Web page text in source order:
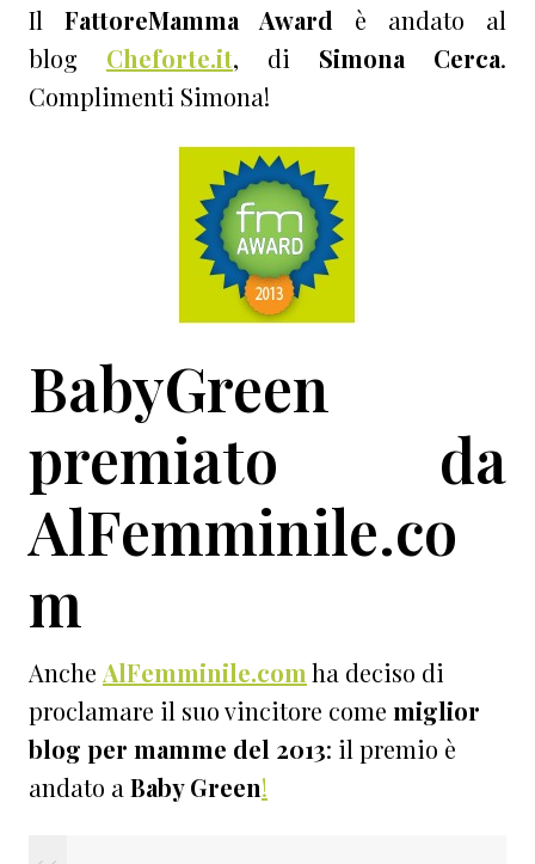
Il FattoreMamma Award è andato al
blog Cheforte.it, di Simona Cerca.
Complimenti Simona!
BabyGreen
premiato da
AlFemminile.co
m
Anche AlFemminile.com ha deciso di
proclamare il suo vincitore come miglior
blog per mamme del 2013: il premio è
andato a Baby Green!